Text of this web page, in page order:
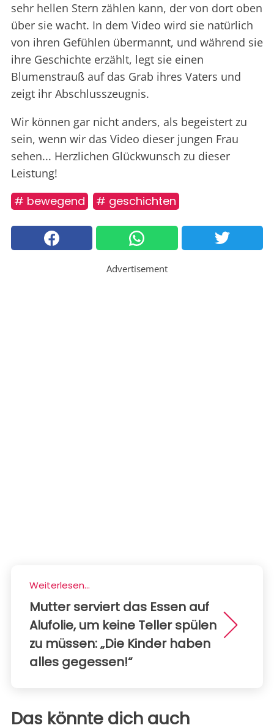
sehr hellen Stern zählen kann, der von dort oben
über sie wacht. In dem Video wird sie natürlich
von ihren Gefühlen übermannt, und während sie
ihre Geschichte erzählt, legt sie einen
Blumenstrauß auf das Grab ihres Vaters und
zeigt ihr Abschlusszeugnis.
Wir können gar nicht anders, als begeistert zu
sein, wenn wir das Video dieser jungen Frau
sehen... Herzlichen Glückwunsch zu dieser
Leistung!
# bewegend # geschichten
Advertisement
Weiterlesen...
Mutter serviert das Essen auf
Alufolie, um keine Teller spülen
zu müssen: „Die Kinder haben
alles gegessen!“
Das könnte dich auch